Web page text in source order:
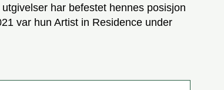
har befestet hennes posisjon
var hun Artist in Residence under